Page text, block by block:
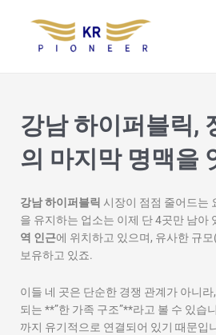
강남 하이퍼블릭,
의 마지막 명맥을
강남 하이퍼블릭 시장이 점점 줄어드는
을 유지하는 업소는 이제 단 4곳만 남아
역 인근에 위치하고 있으며, 유사한 규
보유하고 있죠.
이들 네 곳은 단순한 경쟁 관계가 아니
되는 **”한 가족 구조”**라고 볼 수 있습
까지 유기적으로 연결되어 있기 때문입